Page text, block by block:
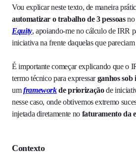
Vou explicar neste texto, de maneira
automatizar o trabalho de 3 pessoasno
Equity, apoiando-me no cálculo de IRR
iniciativa na frente daquelas que
É importante começar explicando que o
termo técnico para expressarganhos sob
um framework de priorizaçãode
nesse caso, onde obtivemos extremo
injetada diretamente no faturamento da
Contexto